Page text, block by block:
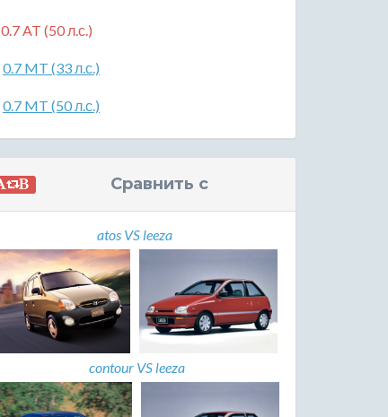
0.7 AT (50 л.с.)
0.7 MT (33 л.с.)
0.7 MT (50 л.с.)
Сравнить с
atos VS leeza
contour VS leeza